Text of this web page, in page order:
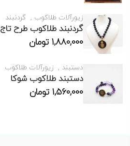
زیورآلات طلاکوب گردنبند
گردنبند طلاکوب طرح تاج
1,880,000تومان
دستبند زیورآلات طلاکوب
دستبند طلاکوب شوکا
1,560,000تومان